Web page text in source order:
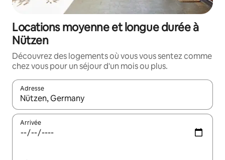
Locations moyenne et longue durée à
Nützen
Découvrez des logements où vous vous sentez comme
chez vous pour un séjour d'un mois ou plus.
Adresse
Lorsque les résultats s'affichent, utilisez les flèches vers le
Arrivée